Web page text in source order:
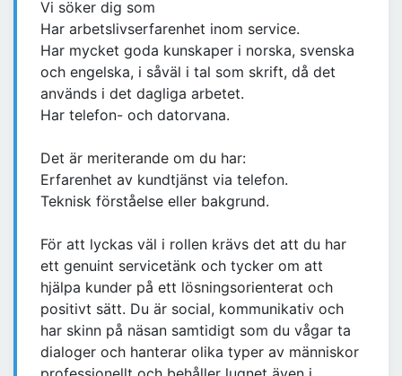
Vi söker dig som
Har arbetslivserfarenhet inom service.
Har mycket goda kunskaper i norska, svenska
och engelska, i såväl i tal som skrift, då det
används i det dagliga arbetet.
Har telefon- och datorvana.
Det är meriterande om du har:
Erfarenhet av kundtjänst via telefon.
Teknisk förståelse eller bakgrund.
För att lyckas väl i rollen krävs det att du har
ett genuint servicetänk och tycker om att
hjälpa kunder på ett lösningsorienterat och
positivt sätt. Du är social, kommunikativ och
har skinn på näsan samtidigt som du vågar ta
dialoger och hanterar olika typer av människor